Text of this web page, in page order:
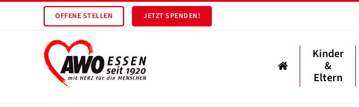
OFFENE STELLEN JETZT SPENDEN!
Kinder
&
Eltern